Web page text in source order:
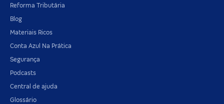
Reforma Tributária
Blog
Materiais Ricos
Conta Azul Na Prática
Segurança
Podcasts
Central de ajuda
Glossário